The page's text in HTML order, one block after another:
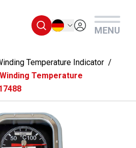
Deutsch
MENU
Temperature Indicator
Temperature